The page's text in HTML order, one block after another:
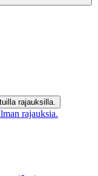
rajauksilla.
rajauksia.